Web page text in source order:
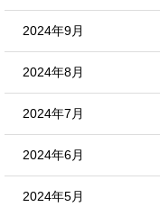
2024年9月
2024年8月
2024年7月
2024年6月
2024年5月